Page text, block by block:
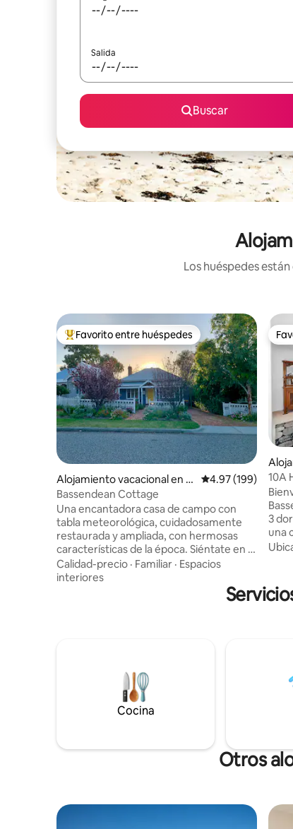
Salida
Buscar
Los huéspedes
Favorito entre huéspedes preferido
Favorito entre huéspedes
Alojamiento vacacional en B
assendean
Calificación
4.97 (199)
Bassendean Cottage
Una encantadora casa de campo con
tabla meteorológica, cuidadosamente
restaurada y ampliada, con hermosas
características de la época. Siéntate en la
terraza y disfruta del jardín y los pájaros. 1
cama tamaño queen, 4 camas
individuales y un portacot. La cocina, los
baños y la lavandería son nuevos con
tren y el río Swan. A 10 minutos en coche
del aeropuerto. En una calle tranquila y
tranquila donde puedes estacionar
fácilmente justo en la puerta. Reg #
Calidad-precio · Familiar · Espacios
interiores
10A
3
una
a Swan
Cocina
Otros